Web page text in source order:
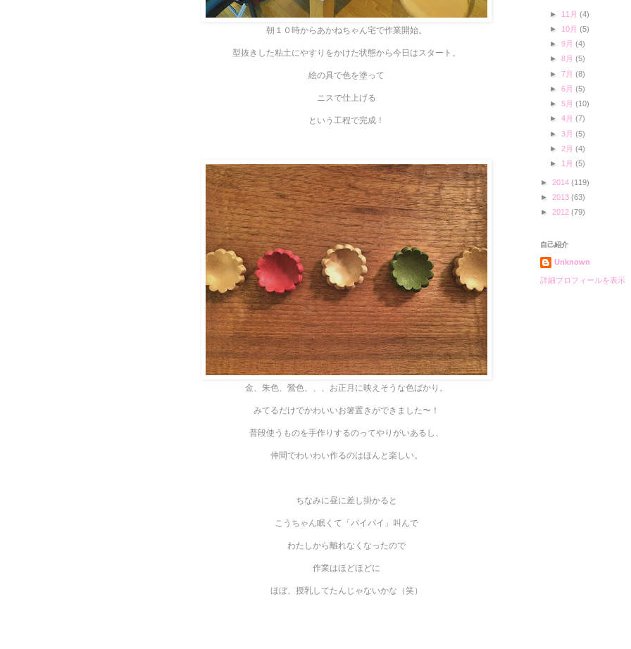
朝１０時からあかねちゃん宅で作業開始。
型抜きした粘土にやすりをかけた状態から今日はスタート。
絵の具で色を塗って
ニスで仕上げる
という工程で完成！
金、朱色、鶯色、、、お正月に映えそうな色ばかり。
みてるだけでかわいいお箸置きができました〜！
普段使うものを手作りするのってやりがいあるし、
仲間でわいわい作るのはほんと楽しい。
ちなみに昼に差し掛かると
こうちゃん眠くて「パイパイ」叫んで
わたしから離れなくなったので
作業はほどほどに
ほぼ、授乳してたんじゃないかな（笑）
► 11月(4)
► 10月(5)
►9月(4)
►8月(5)
►7月(8)
►6月(5)
►5月(10)
►4月(7)
►3月(5)
►2月(4)
► 1月(5)
► 2014 (119)
► 2013 (63)
► 2012 (79)
自己紹介
Unknown
詳細プロフィールを表示